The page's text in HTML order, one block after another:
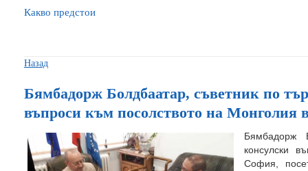
Какво предстои
Назад
Бямбадорж Болдбаатар, съветник по
въпроси към посолството на
Бямбадорж
консулски
София,